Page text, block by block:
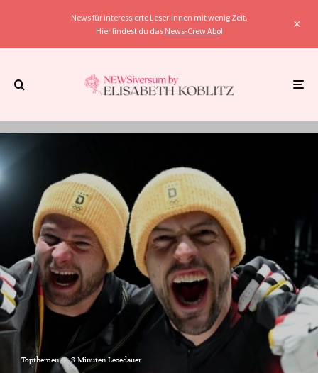
News für interessierte Leser:innen mit wenig Zeit.
Hier findest du das News-Crew Abo!
Topthemen · 3 Minuten Lesedauer